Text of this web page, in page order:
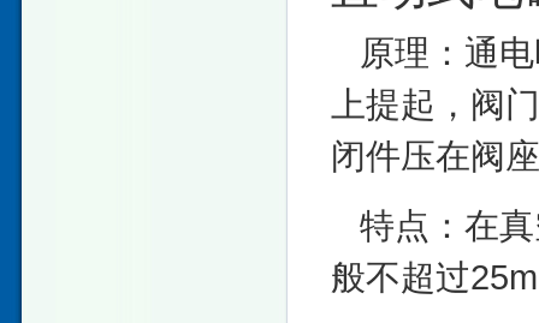
原理：通
上提起，阀
闭件压在阀
特点：在
般不超过